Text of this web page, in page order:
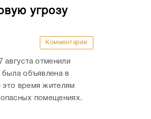
угрозу
Комментарии
августа отменили
была объявлена в
это время жителям
помещениях.